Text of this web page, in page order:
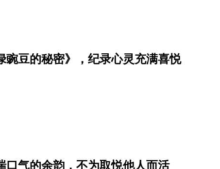
豆的秘密》，纪录心灵充满喜悦
口气的余韵，不为取悦他人而活